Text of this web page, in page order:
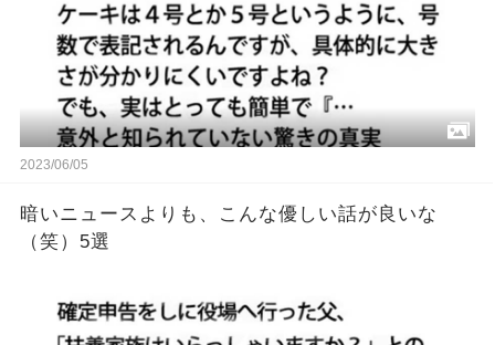
2023/06/05
暗いニュースよりも、こんな優しい話が良いな
（笑）5選